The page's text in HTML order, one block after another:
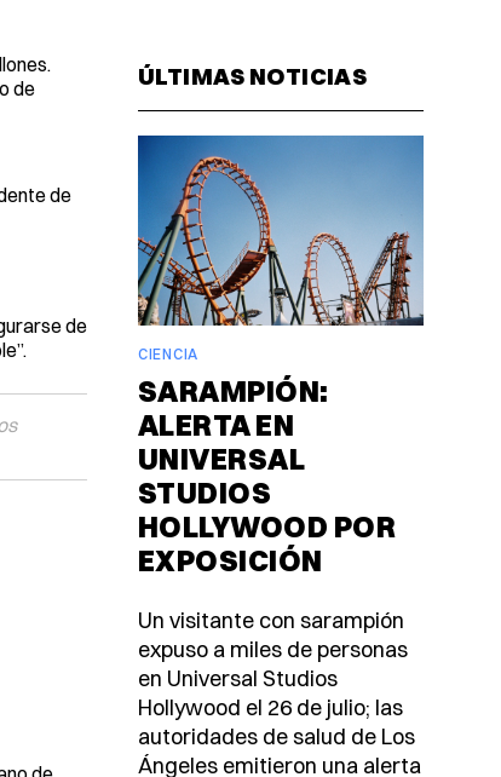
de
de
de
ÚLTIMAS NOTICIAS
CIENCIA
SARAMPIÓN:
ALERTA EN
UNIVERSAL
STUDIOS
HOLLYWOOD POR
EXPOSICIÓN
Un visitante con sarampión
expuso a miles de personas
en Universal Studios
Hollywood el 26 de julio; las
autoridades de salud de Los
Ángeles emitieron una alerta